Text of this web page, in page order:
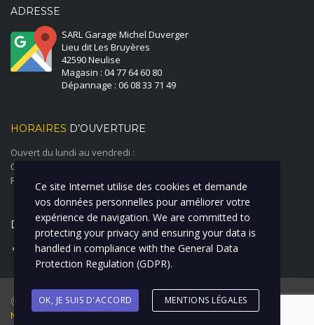
ADRESSE
SARL Garage Michel Duverger
Lieu dit Les Bruyères
42590 Neulise
Magasin : 04 77 64 60 80
Dépannage : 06 08 33 71 49
HORAIRES D’OUVERTURE
Ouvert du lundi au vendredi :
08:00 à 12:00 - 14:00 à 18:00
Fermé le samedi et le dimanche
DERNIÈRE ACTUALITÉ
ATELIER CARROSSERIE PEINTURE
@ 2018 Garage Duverger Renault I Création : La Clique à Bill I
Mentions Légales
Ce site Internet utilise des cookies et demande
vos données personnelles pour améliorer votre
expérience de navigation. We are committed to
protecting your privacy and ensuring your data is
handled in compliance with the General Data
Protection Regulation (GDPR).
OK, JE SUIS D'ACCORD MENTIONS LÉGALES